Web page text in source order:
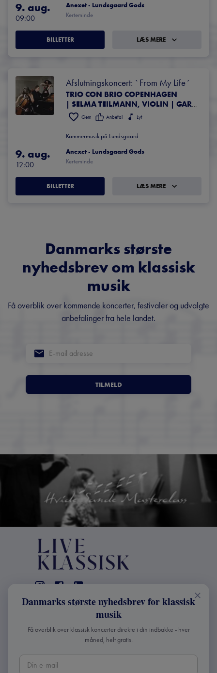
9. aug.
09:00
Anexet - Lundsgaard Gods
Kerteminde
BILLETTER LÆS MERE
Afslutningskoncert: `From My Life´
TRIO CON BRIO COPENHAGEN
| SELMA TEILMANN, VIOLIN | GARETH LUBBE, BRATSCH | NATALIE CLEIN, CELLO | SIMPLY QUARTET | DAVID KADOUCH, KLAVER | RODERICK WILLIAMS, BARYTON
Gem Anbefal Lyt
Kammermusik på Lundsgaard
9. aug.
12:00
Anexet - Lundsgaard Gods
Kerteminde
BILLETTER LÆS MERE
Danmarks største
nyhedsbrev om klassisk
musik
Få overblik over kommende koncerter, festivaler og udvalgte
anbefalinger fra hele landet.
TILMELD
KONTAKT
info@liveklassisk.dk
Live Klassisk ApS
CVR 41507780
Danmarks største nyhedsbrev for klassisk
musik
Få overblik over klassisk koncerter direkte i din indbakke - hver
måned, helt gratis.